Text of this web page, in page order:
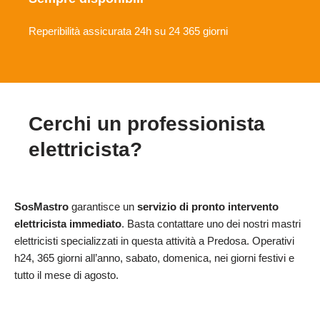
Reperibilità assicurata 24h su 24 365 giorni
Cerchi un professionista
elettricista?
SosMastro garantisce un servizio di pronto intervento
elettricista immediato. Basta contattare uno dei nostri mastri
elettricisti specializzati in questa attività a Predosa. Operativi
h24, 365 giorni all’anno, sabato, domenica, nei giorni festivi e
tutto il mese di agosto.